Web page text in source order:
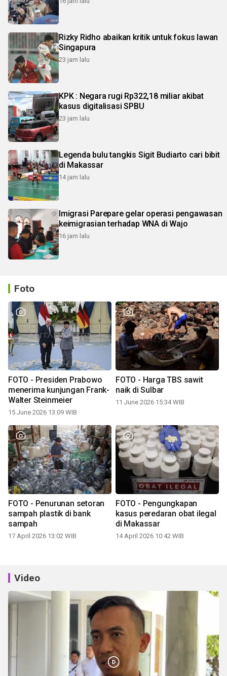
Rizky Ridho abaikan kritik untuk fokus lawan
Singapura
23 jam lalu
KPK : Negara rugi Rp322,18 miliar akibat
kasus digitalisasi SPBU
23 jam lalu
Legenda bulu tangkis Sigit Budiarto cari bibit
di Makassar
14 jam lalu
Imigrasi Parepare gelar operasi pengawasan
keimigrasian terhadap WNA di Wajo
16 jam lalu
Foto
FOTO - Presiden Prabowo
menerima kunjungan Frank-
Walter Steinmeier
15 June 2026 13:09 WIB
FOTO - Harga TBS sawit
naik di Sulbar
11 June 2026 15:34 WIB
FOTO - Penurunan setoran
sampah plastik di bank
sampah
17 April 2026 13:02 WIB
FOTO - Pengungkapan
kasus peredaran obat ilegal
di Makassar
14 April 2026 10:42 WIB
Video